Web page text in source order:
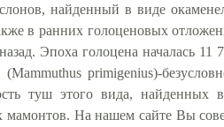
найденный в виде
в ранних голоценовых
Эпоха голоцена началась
primigenius)-
туш этого вида,
На нашем сайте Вы